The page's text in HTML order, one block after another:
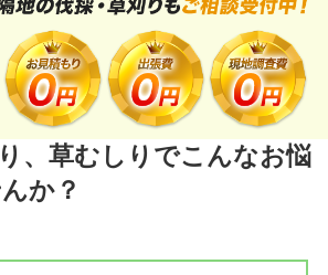
、草むしりでこんなお悩
か？